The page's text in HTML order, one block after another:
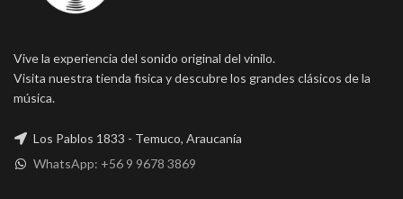
Vive la experiencia del sonido original del vinilo.
Visita nuestra tienda fisica y descubre los grandes clásicos de la
música.
Los Pablos 1833 - Temuco, Araucanía
WhatsApp: +56 9 9678 3869